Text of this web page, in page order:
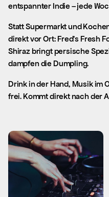
entspannter Indie – jede
Statt Supermarkt und
direkt vor Ort: Fred’s Fresh
Shiraz bringt persische
dampfen die Dumpling.
Drink in der Hand, Musik im
frei. Kommt direkt nach der